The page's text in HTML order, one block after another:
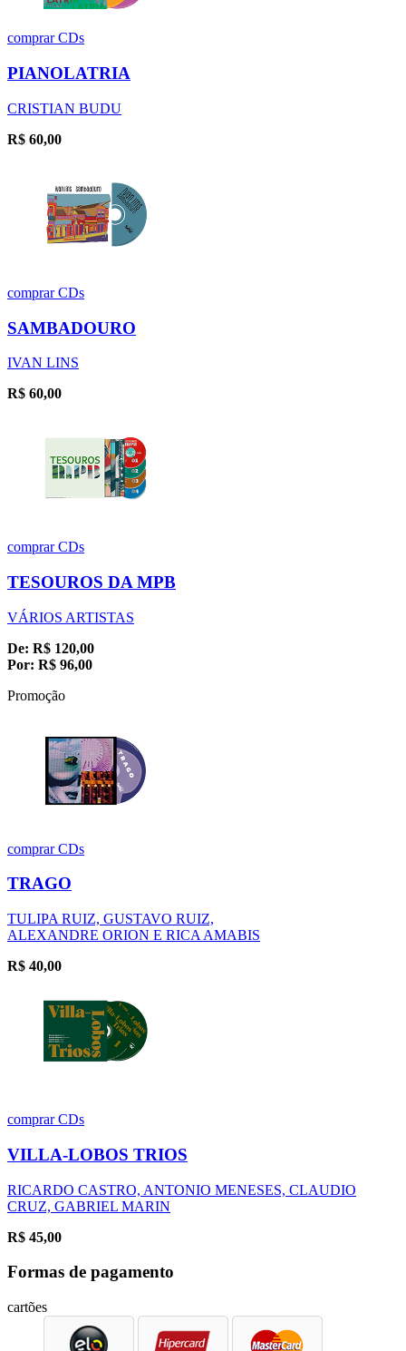
comprarCDs
PIANOLATRIA
CRISTIAN BUDU
R$ 60,00
comprarCDs
SAMBADOURO
IVAN LINS
R$ 60,00
comprarCDs
TESOUROS DA MPB
VÁRIOS ARTISTAS
De: R$ 120,00
Por: R$ 96,00
Promoção
comprarCDs
TRAGO
TULIPA RUIZ, GUSTAVO RUIZ,
ALEXANDRE ORION E RICA AMABIS
R$ 40,00
comprarCDs
VILLA-LOBOS TRIOS
RICARDO CASTRO, ANTONIO MENESES, CLAUDIO
CRUZ, GABRIEL MARIN
R$ 45,00
Formas de pagamento
cartões